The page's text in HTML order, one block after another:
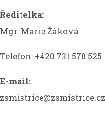
Ředitelka:
Mgr. Marie Žáková
Telefon: +420 731 578 525
E-mail:
zsmistrice@zsmistrice.cz